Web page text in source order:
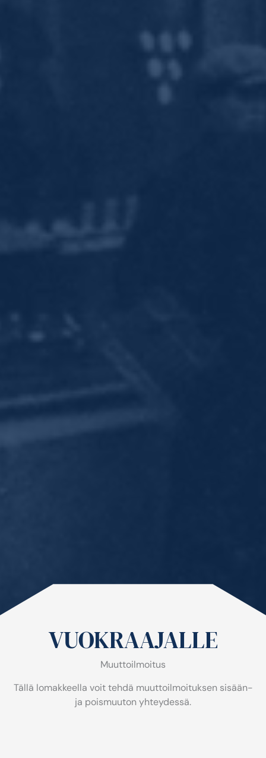
VUOKRAAJALLE
Muuttoilmoitus
Tällä lomakkeella voit tehdä muuttoilmoituksen sisään-
ja poismuuton yhteydessä.